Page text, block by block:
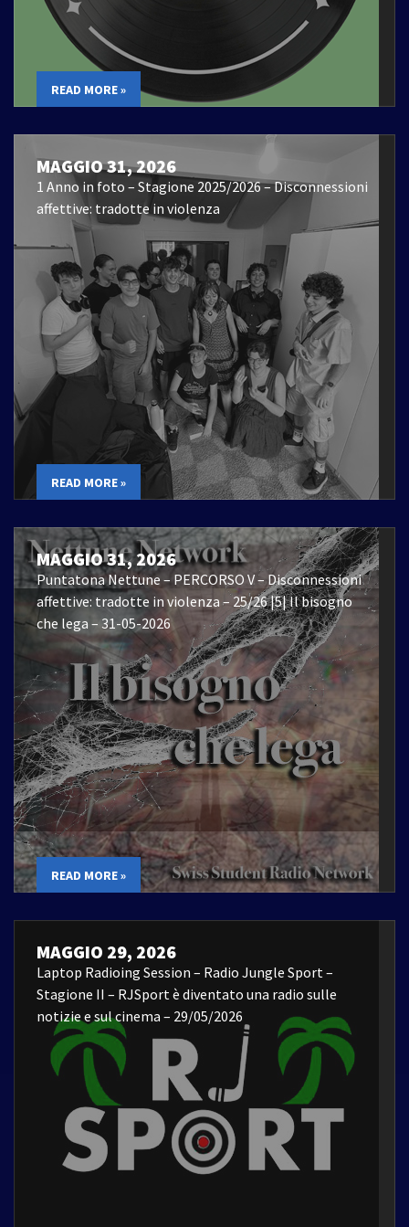
READ MORE »
MAGGIO 31, 2026
1 Anno in foto – Stagione 2025/2026 – Disconnessioni
affettive: tradotte in violenza
READ MORE »
MAGGIO 31, 2026
Puntatona Nettune – PERCORSO V – Disconnessioni
affettive: tradotte in violenza – 25/26 |5| Il bisogno
che lega – 31-05-2026
READ MORE »
MAGGIO 29, 2026
Laptop Radioing Session – Radio Jungle Sport –
Stagione II – RJSport è diventato una radio sulle
notizie e sul cinema – 29/05/2026